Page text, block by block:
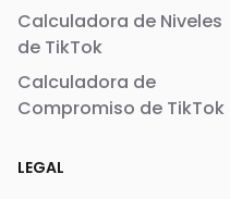
Calculadora de Niveles
de TikTok
Calculadora de
Compromiso de TikTok
LEGAL